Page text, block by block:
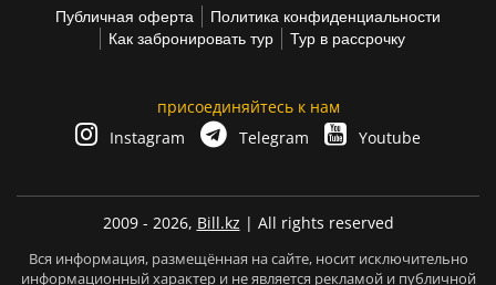
Публичная оферта
Политика конфиденциальности
Как забронировать тур
Тур в рассрочку
присоединяйтесь к нам
Instagram
Telegram Youtube
2009 - 2026, Bill.kz | All rights reserved
Вся информация, размещённая на сайте, носит исключительно
информационный характер и не является рекламой и публичной